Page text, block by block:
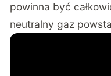
powinna być
neutralny gaz